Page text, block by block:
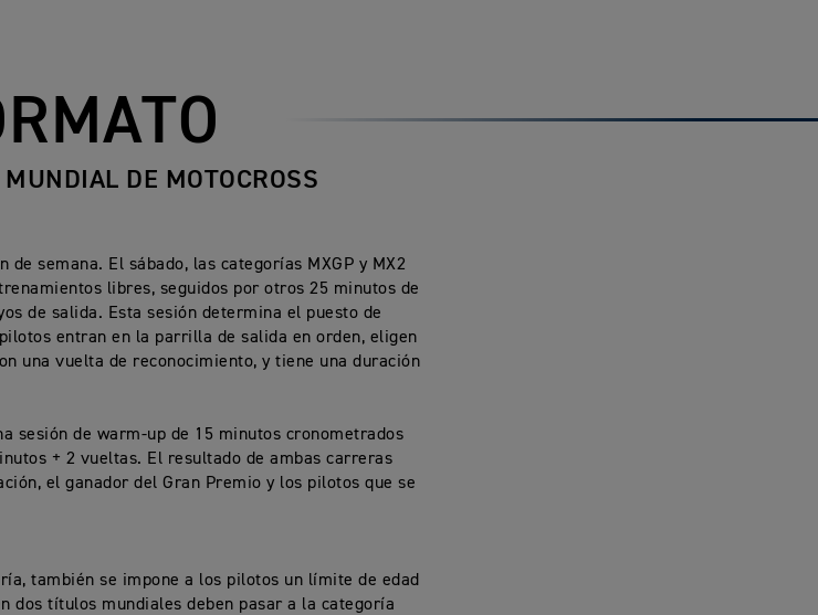
DE MOTOCROSS
de semana. El sábado, las categorías MXGP y MX2
libres, seguidos por otros 25 minutos de
de salida. Esta sesión determina el puesto de
entran en la parrilla de salida en orden, eligen
una vuelta de reconocimiento, y tiene una duración
sesión de warm-up de 15 minutos cronometrados
+ 2 vueltas. El resultado de ambas carreras
el ganador del Gran Premio y los pilotos que se
también se impone a los pilotos un límite de edad
dos títulos mundiales deben pasar a la categoría